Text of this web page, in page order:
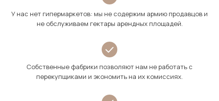
У нас нет гипермаркетов: мы не содержим армию продавцов и
не обслуживаем гектары арендных площадей.
Собственные фабрики позволяют нам не работать с
перекупщиками и экономить на их комиссиях.